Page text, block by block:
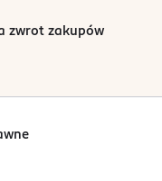
C12-
zwrot zakupów